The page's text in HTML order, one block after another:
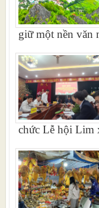
giữ một nền văn
chức Lễ hội Lim